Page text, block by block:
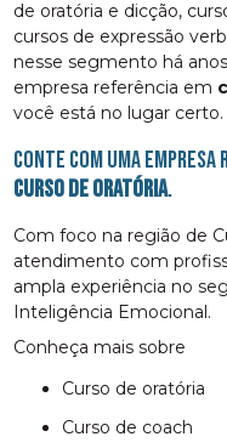
de oratória e dicção,
cursos de expressão
nesse segmento há
empresa referência em
você está no lugar certo.
Conte com uma
curso de oratória.
Com foco na região de
atendimento com
ampla experiência no
Inteligência Emocional.
Conheça mais sobre
curso de oratória
curso de coach